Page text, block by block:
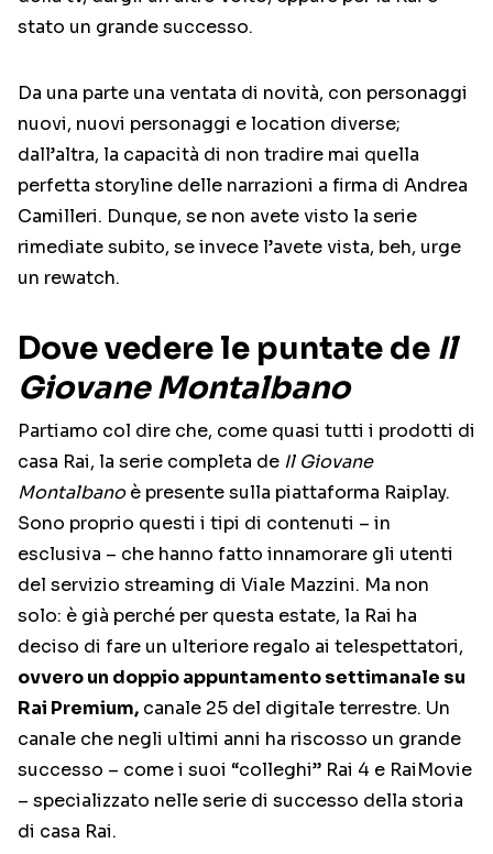
stato un grande successo.
Da una parte una ventata di novità, con personaggi
nuovi, nuovi personaggi e location diverse;
dall’altra, la capacità di non tradire mai quella
perfetta storyline delle narrazioni a firma di Andrea
Camilleri. Dunque, se non avete visto la serie
rimediate subito, se invece l’avete vista, beh, urge
un rewatch.
Dove vedere le puntate de Il
Giovane Montalbano
Partiamo col dire che, come quasi tutti i prodotti di
casa Rai, la serie completa de Il Giovane
Montalbanoè presente sulla piattaforma Raiplay.
Sono proprio questi i tipi di contenuti – in
esclusiva – che hanno fatto innamorare gli utenti
del servizio streaming di Viale Mazzini. Ma non
solo: è già perché per questa estate, la Rai ha
deciso di fare un ulteriore regalo ai telespettatori,
ovvero un doppio appuntamento settimanale su
Rai Premium, canale 25 del digitale terrestre. Un
canale che negli ultimi anni ha riscosso un grande
successo – come i suoi “colleghi” Rai 4 e RaiMovie
– specializzato nelle serie di successo della storia
di casa Rai.